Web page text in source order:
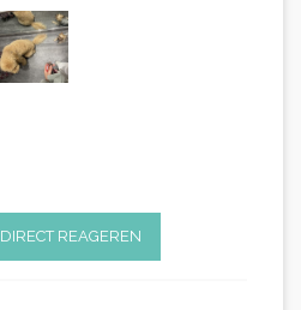
DIRECT REAGEREN